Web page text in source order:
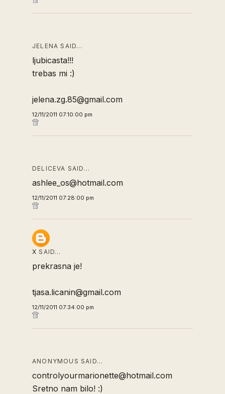
JELENA SAID…
ljubicasta!!!
trebas mi :)
jelena.zg.85@gmail.com
12/11/2011 07:10:00 pm
DELICEVA SAID…
ashlee_os@hotmail.com
12/11/2011 07:28:00 pm
X SAID…
prekrasna je!
tjasa.licanin@gmail.com
12/11/2011 07:34:00 pm
ANONYMOUS SAID…
controlyourmarionette@hotmail.com
Sretno nam bilo! :)